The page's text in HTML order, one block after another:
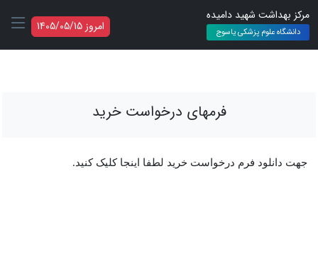
مرکز بهداشت شهید دامیده
دانشگاه علوم پزشکی یاسوج امروز 1405/05/15
فرمهای درخواست خرید
جهت دانلود فرم درخواست خرید لطفا اینجا کلیک کنید.